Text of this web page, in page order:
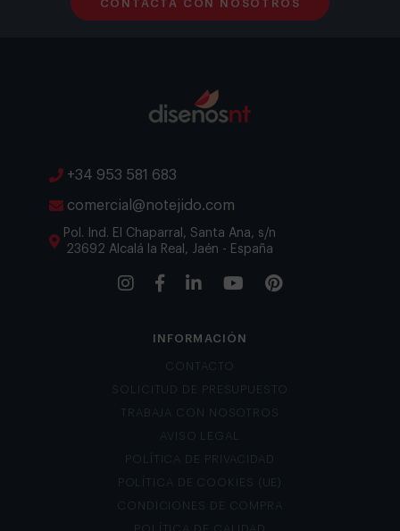
CONTACTA CON NOSOTROS
+34 953 581 683
Pol. Ind. El Chaparral, Santa Ana, s/n